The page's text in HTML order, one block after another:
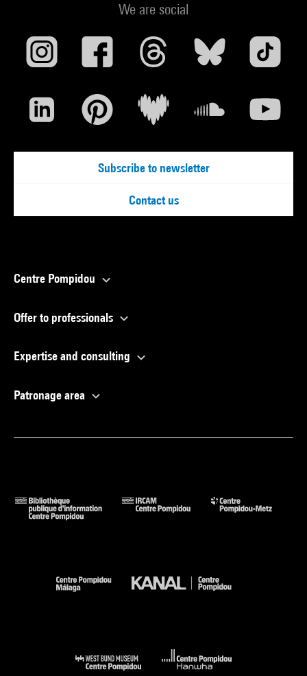
We are social
Subscribe to newsletter
Contact us
Centre Pompidou
Offer to professionals
Expertise and consulting
Patronage area